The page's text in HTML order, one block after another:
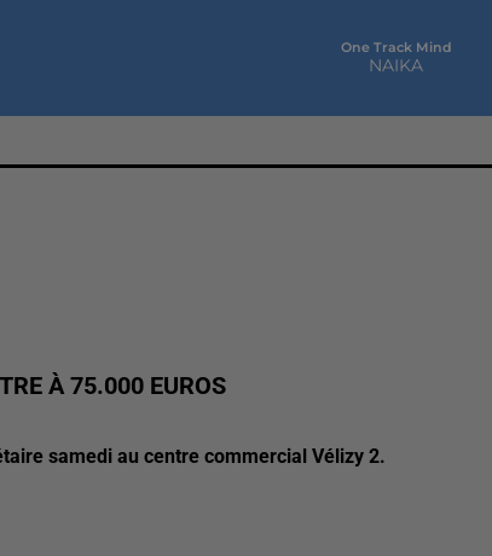
One Track Mind
NAIKA
À 75.000 EUROS
samedi au centre commercial Vélizy 2.